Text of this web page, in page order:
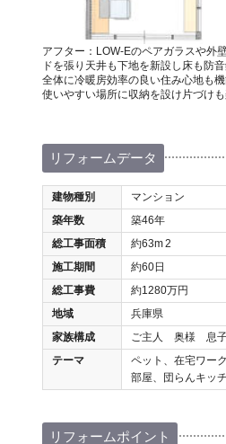
アフター：LOW-Eのペアガラスや外
ドを張り天井も下地を新設し床も防
全体に冷暖房効率の良い住み心地も機
使いやすい場所に収納を設け片づけも
リフォームデータ
建物種別
マンション
築年数
築46年
総工事面積
約63m2
施工期間
約60日
総工事費
約1280万円
地域
兵庫県
家族構成
ご主人 奥様 息
テーマ
ペット、在宅ワー
部屋、団らんキッ
リフォームポイント